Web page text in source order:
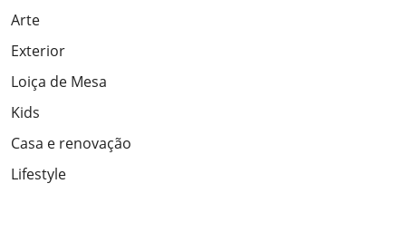
Arte
Exterior
Loiça de Mesa
Kids
Casa e renovação
Lifestyle